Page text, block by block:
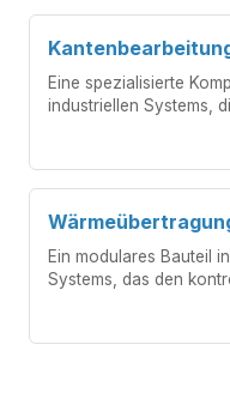
Eine spezialisierte
industriellen Systems,
Ein modulares Bauteil
Systems, das den